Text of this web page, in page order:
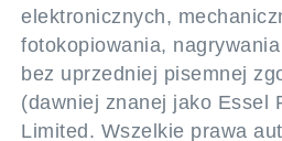
elektronicznych,
fotokopiowania,
bez uprzedniej pisemnej
(dawniej znanej jako Essel
Limited. Wszelkie prawa